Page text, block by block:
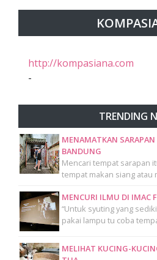
http://kompasiana.com
-
TRENDING
MENAMATKAN
BANDUNG
Mencari tempat sarapan
tempat makan siang atau
MENCURI ILMU DI IMAC
“Untuk syuting yang
pakai lampu tu coba
MELIHAT KUCING-